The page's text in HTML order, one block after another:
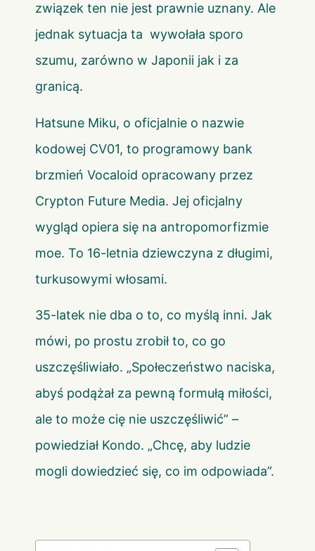
związek ten nie jest prawnie uznany. Ale
jednak sytuacja ta wywołała sporo
szumu, zarówno w Japonii jak i za
granicą.
Hatsune Miku, o oficjalnie o nazwie
kodowej CV01, to programowy bank
brzmień Vocaloid opracowany przez
Crypton Future Media. Jej oficjalny
wygląd opiera się na antropomorfizmie
moe. To 16-letnia dziewczyna z długimi,
turkusowymi włosami.
35-latek nie dba o to, co myślą inni. Jak
mówi, po prostu zrobił to, co go
uszczęśliwiało. „Społeczeństwo naciska,
abyś podążał za pewną formułą miłości,
ale to może cię nie uszczęśliwić” –
powiedział Kondo. „Chcę, aby ludzie
mogli dowiedzieć się, co im odpowiada”.